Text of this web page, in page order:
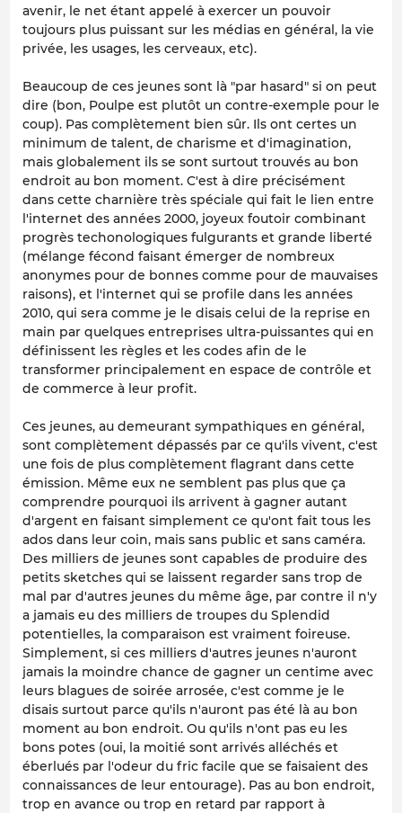
avenir, le net étant appelé à exercer un pouvoir
toujours plus puissant sur les médias en général, la vie
privée, les usages, les cerveaux, etc).
Beaucoup de ces jeunes sont là "par hasard" si on peut
dire (bon, Poulpe est plutôt un contre-exemple pour le
coup). Pas complètement bien sûr. Ils ont certes un
minimum de talent, de charisme et d'imagination,
mais globalement ils se sont surtout trouvés au bon
endroit au bon moment. C'est à dire précisément
dans cette charnière très spéciale qui fait le lien entre
l'internet des années 2000, joyeux foutoir combinant
progrès techonologiques fulgurants et grande liberté
(mélange fécond faisant émerger de nombreux
anonymes pour de bonnes comme pour de mauvaises
raisons), et l'internet qui se profile dans les années
2010, qui sera comme je le disais celui de la reprise en
main par quelques entreprises ultra-puissantes qui en
définissent les règles et les codes afin de le
transformer principalement en espace de contrôle et
de commerce à leur profit.
Ces jeunes, au demeurant sympathiques en général,
sont complètement dépassés par ce qu'ils vivent, c'est
une fois de plus complètement flagrant dans cette
émission. Même eux ne semblent pas plus que ça
comprendre pourquoi ils arrivent à gagner autant
d'argent en faisant simplement ce qu'ont fait tous les
ados dans leur coin, mais sans public et sans caméra.
Des milliers de jeunes sont capables de produire des
petits sketches qui se laissent regarder sans trop de
mal par d'autres jeunes du même âge, par contre il n'y
a jamais eu des milliers de troupes du Splendid
potentielles, la comparaison est vraiment foireuse.
Simplement, si ces milliers d'autres jeunes n'auront
jamais la moindre chance de gagner un centime avec
leurs blagues de soirée arrosée, c'est comme je le
disais surtout parce qu'ils n'auront pas été là au bon
moment au bon endroit. Ou qu'ils n'ont pas eu les
bons potes (oui, la moitié sont arrivés alléchés et
éberlués par l'odeur du fric facile que se faisaient des
connaissances de leur entourage). Pas au bon endroit,
trop en avance ou trop en retard par rapport à